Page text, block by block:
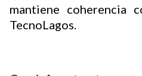
mantiene coherencia
TecnoLagos.